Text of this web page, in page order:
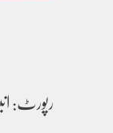
رپورٹ: